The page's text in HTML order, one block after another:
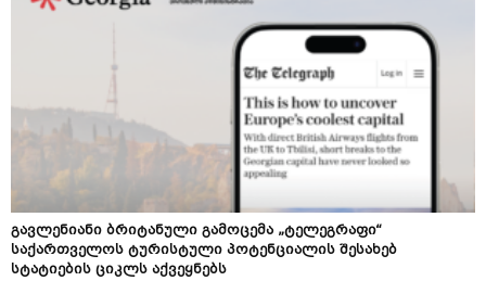
გავლენიანი ბრიტანული გამოცემა „ტელეგრაფი“
საქართველოს ტურისტული პოტენციალის შესახებ
სტატიების ციკლს აქვეყნებს